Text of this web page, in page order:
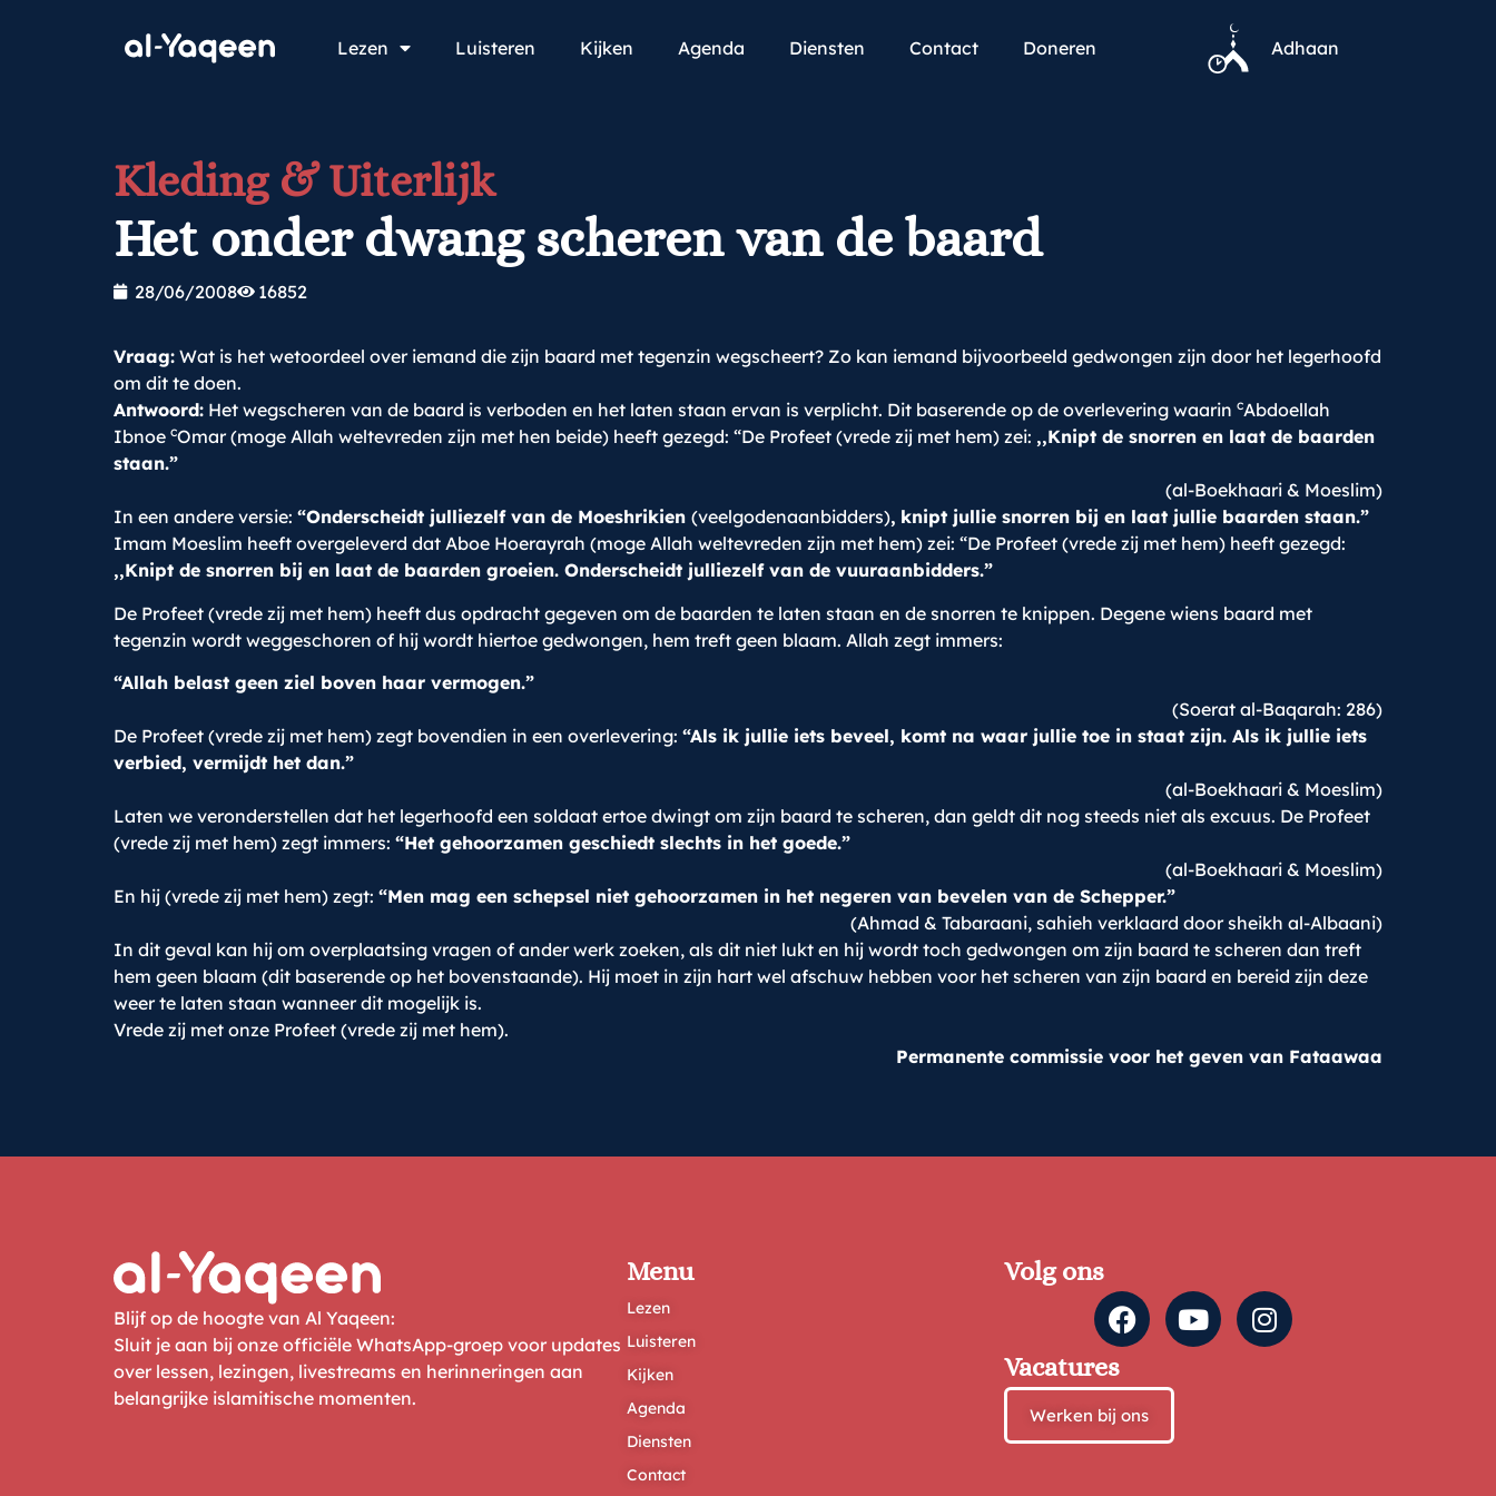
Lezen Luisteren Kijken Agenda Diensten Contact Doneren Adhaan
Kleding & Uiterlijk
Het onder dwang scheren van de baard
28/06/2008 16852
Vraag: Wat is het wetoordeel over iemand die zijn baard met tegenzin wegscheert? Zo kan iemand bijvoorbeeld gedwongen zijn door het legerhoofd
om dit te doen.
Antwoord: Het wegscheren van de baard is verboden en het laten staan ervan is verplicht. Dit baserende op de overlevering waarin cAbdoellah
Ibnoe cOmar (moge Allah weltevreden zijn met hen beide) heeft gezegd: “De Profeet (vrede zij met hem) zei: ,,Knipt de snorren en laat de baarden
staan.”
(al-Boekhaari & Moeslim)
In een andere versie: “Onderscheidt julliezelf van de Moeshrikien (veelgodenaanbidders), knipt jullie snorren bij en laat jullie baarden staan.”
Imam Moeslim heeft overgeleverd dat Aboe Hoerayrah (moge Allah weltevreden zijn met hem) zei: “De Profeet (vrede zij met hem) heeft gezegd:
,,Knipt de snorren bij en laat de baarden groeien. Onderscheidt julliezelf van de vuuraanbidders.”
De Profeet (vrede zij met hem) heeft dus opdracht gegeven om de baarden te laten staan en de snorren te knippen. Degene wiens baard met
tegenzin wordt weggeschoren of hij wordt hiertoe gedwongen, hem treft geen blaam. Allah zegt immers:
“Allah belast geen ziel boven haar vermogen.”
(Soerat al-Baqarah: 286)
De Profeet (vrede zij met hem) zegt bovendien in een overlevering: “Als ik jullie iets beveel, komt na waar jullie toe in staat zijn. Als ik jullie iets
verbied, vermijdt het dan.”
(al-Boekhaari & Moeslim)
Laten we veronderstellen dat het legerhoofd een soldaat ertoe dwingt om zijn baard te scheren, dan geldt dit nog steeds niet als excuus. De Profeet
(vrede zij met hem) zegt immers: “Het gehoorzamen geschiedt slechts in het goede.”
(al-Boekhaari & Moeslim)
En hij (vrede zij met hem) zegt: “Men mag een schepsel niet gehoorzamen in het negeren van bevelen van de Schepper.”
(Ahmad & Tabaraani, sahieh verklaard door sheikh al-Albaani)
In dit geval kan hij om overplaatsing vragen of ander werk zoeken, als dit niet lukt en hij wordt toch gedwongen om zijn baard te scheren dan treft
hem geen blaam (dit baserende op het bovenstaande). Hij moet in zijn hart wel afschuw hebben voor het scheren van zijn baard en bereid zijn deze
weer te laten staan wanneer dit mogelijk is.
Vrede zij met onze Profeet (vrede zij met hem).
Permanente commissie voor het geven van Fataawaa
Blijf op de hoogte van Al Yaqeen:
Sluit je aan bij onze officiële WhatsApp-groep voor updates
over lessen, lezingen, livestreams en herinneringen aan
belangrijke islamitische momenten.
Menu
Lezen
Luisteren
Kijken
Agenda
Diensten
Contact
Volg ons
Vacatures
Werken bij ons